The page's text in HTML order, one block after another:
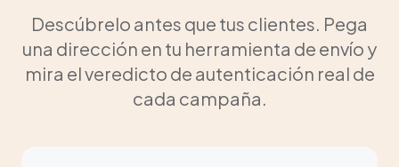
Descúbrelo antes que tus clientes. Pega
una dirección en tu herramienta de envío y
mira el veredicto de autenticación real de
cada campaña.